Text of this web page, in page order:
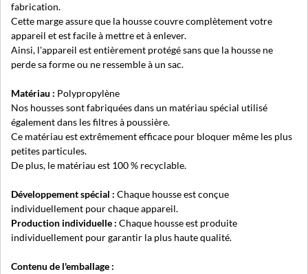
fabrication.
Cette marge assure que la housse couvre complètement votre
appareil et est facile à mettre et à enlever.
Ainsi, l'appareil est entièrement protégé sans que la housse ne
perde sa forme ou ne ressemble à un sac.
Matériau : Polypropylène
Nos housses sont fabriquées dans un matériau spécial utilisé
également dans les filtres à poussière.
Ce matériau est extrêmement efficace pour bloquer même les plus
petites particules.
De plus, le matériau est 100 % recyclable.
Développement spécial : Chaque housse est conçue
individuellement pour chaque appareil.
Production individuelle : Chaque housse est produite
individuellement pour garantir la plus haute qualité.
Contenu de l'emballage :